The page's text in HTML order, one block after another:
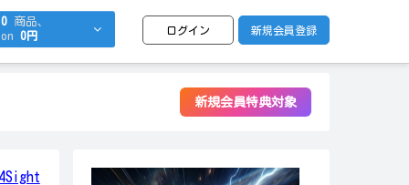
新規会員登録
ログイン
0
商品、
on 0円
新規会員特典対象